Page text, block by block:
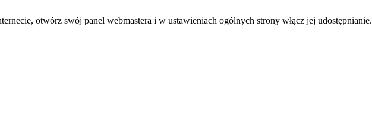
otwórz swój panel webmastera i w ustawieniach ogólnych strony włącz jej udostępnianie.